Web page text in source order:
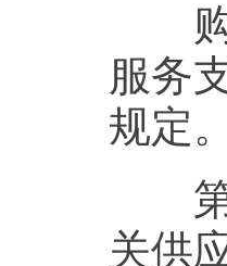
购
服务
规定。
第
关供